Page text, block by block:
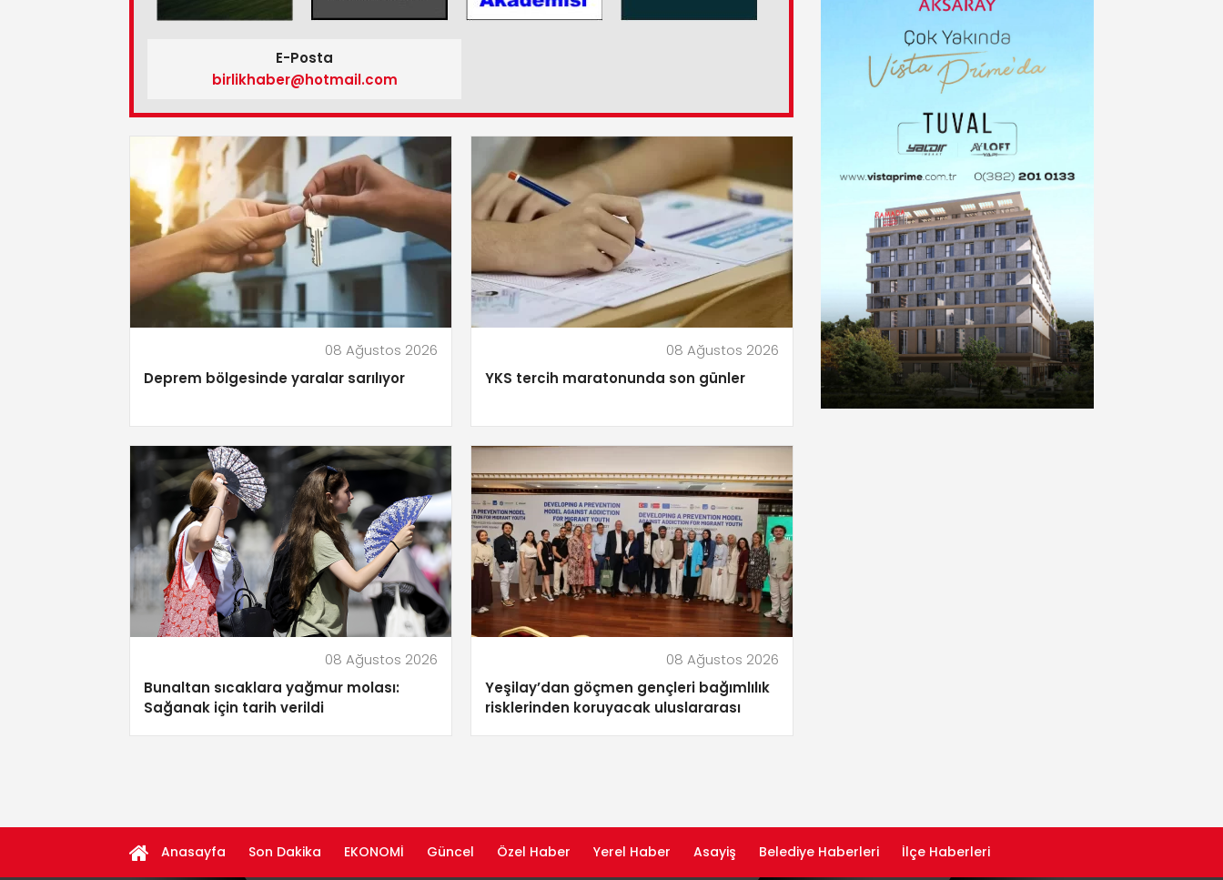
E-Posta
birlikhaber@hotmail.com
08 Ağustos 2026
Deprem bölgesinde yaralar sarılıyor
08 Ağustos 2026
YKS tercih maratonunda son günler
08 Ağustos 2026
Bunaltan sıcaklara yağmur molası:
Sağanak için tarih verildi
08 Ağustos 2026
Yeşilay’dan göçmen gençleri bağımlılık
risklerinden koruyacak uluslararası
Anasayfa Son Dakika EKONOMİ Güncel Özel Haber Yerel Haber Asayiş Belediye Haberleri İlçe Haberleri